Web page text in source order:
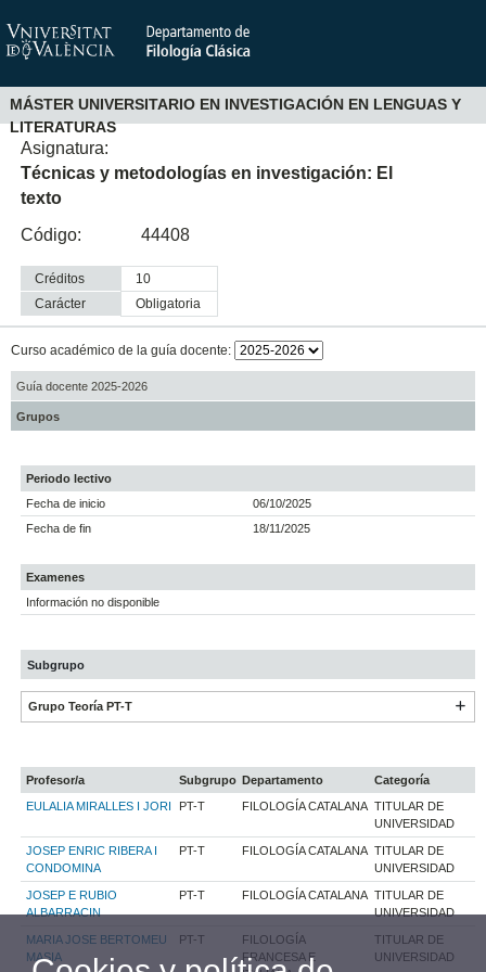
MÁSTER UNIVERSITARIO EN INVESTIGACIÓN EN LENGUAS Y
LITERATURAS
Asignatura:
Técnicas y metodologías en investigación: El
texto
Código:
44408
Créditos
10
Carácter
obligatoria
Curso académico de la guía docente:
Guía docente 2025-2026
Grupos
Periodo lectivo
Fecha de inicio
06/10/2025
Fecha de fin
18/11/2025
Examenes
Información no disponible
Subgrupo
Grupo Teoría PT-T
Profesor/a Subgrupo Departamento
Categoría
EULALIA MIRALLES I JORI
PT-T FILOLOGÍA CATALANA TITULAR DE
UNIVERSIDAD
JOSEP ENRIC RIBERA I
CONDOMINA
PT-T FILOLOGÍA CATALANA TITULAR DE
UNIVERSIDAD
JOSEP E RUBIO
ALBARRACIN
PT-T FILOLOGÍA CATALANA TITULAR DE
UNIVERSIDAD
MARIA JOSE BERTOMEU
MASIA
PT-T
FILOLOGÍA
FRANCESA E
TITULAR DE
UNIVERSIDAD